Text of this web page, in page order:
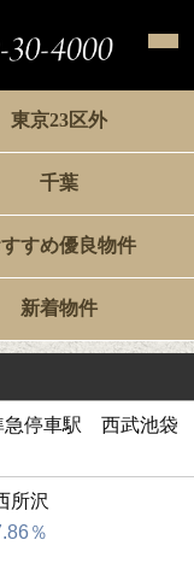
東京23区外
千葉
すめ優良物件
新着物件
停車駅 西武池袋
所沢
％